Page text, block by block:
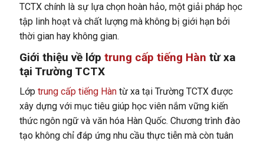
TCTX chính là sự lựa chọn hoàn hảo, một giải pháp học
tập linh hoạt và chất lượng mà không bị giới hạn bởi
thời gian hay không gian.
Giới thiệu về lớp trung cấp tiếng Hàn từ xa
tại Trường TCTX
Lớp trung cấp tiếng Hàntừ xa tại Trường TCTX được
xây dựng với mục tiêu giúp học viên nắm vững kiến
thức ngôn ngữ và văn hóa Hàn Quốc. Chương trình đào
tạo không chỉ đáp ứng nhu cầu thực tiễn mà còn tuân